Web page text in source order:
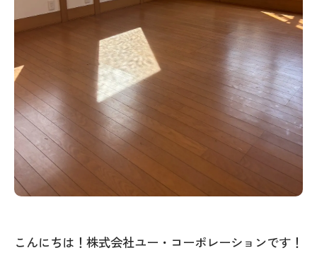
こんにちは！株式会社ユー・コーポレーションです！